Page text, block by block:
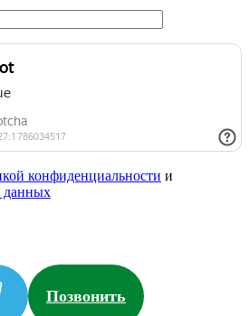
конфиденциальности и
данных
Позвонить